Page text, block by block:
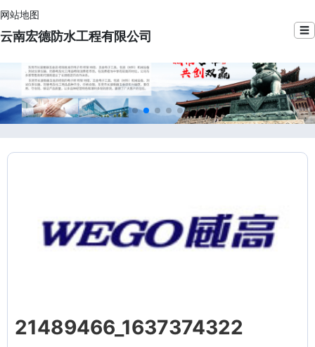
网站地图
云南宏德防水工程有限公司 ☰
21489466_1637374322